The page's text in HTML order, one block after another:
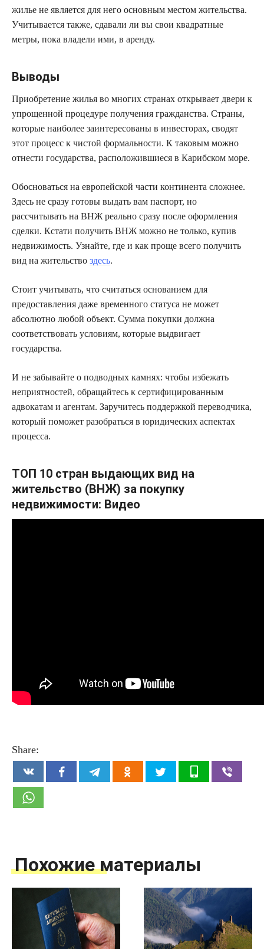
жилье не является для него основным местом жительства.
Учитывается также, сдавали ли вы свои квадратные
метры, пока владели ими, в аренду.
Выводы
Приобретение жилья во многих странах открывает двери к
упрощенной процедуре получения гражданства. Страны,
которые наиболее заинтересованы в инвесторах, сводят
этот процесс к чистой формальности. К таковым можно
отнести государства, расположившиеся в Карибском море.
Обосноваться на европейской части континента сложнее.
Здесь не сразу готовы выдать вам паспорт, но
рассчитывать на ВНЖ реально сразу после оформления
сделки. Кстати получить ВНЖ можно не только, купив
недвижимость. Узнайте, где и как проще всего получить
вид на жительство здесь.
Стоит учитывать, что считаться основанием для
предоставления даже временного статуса не может
абсолютно любой объект. Сумма покупки должна
соответствовать условиям, которые выдвигает
государства.
И не забывайте о подводных камнях: чтобы избежать
неприятностей, обращайтесь к сертифицированным
адвокатам и агентам. Заручитесь поддержкой переводчика,
который поможет разобраться в юридических аспектах
процесса.
ТОП 10 стран выдающих вид на
жительство (ВНЖ) за покупку
недвижимости: Видео
Share:
Похожие материалы